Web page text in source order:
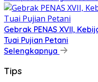
Gebrak PENAS XVII,
Tuai Pujian Petani
Selengkapnya
Tips